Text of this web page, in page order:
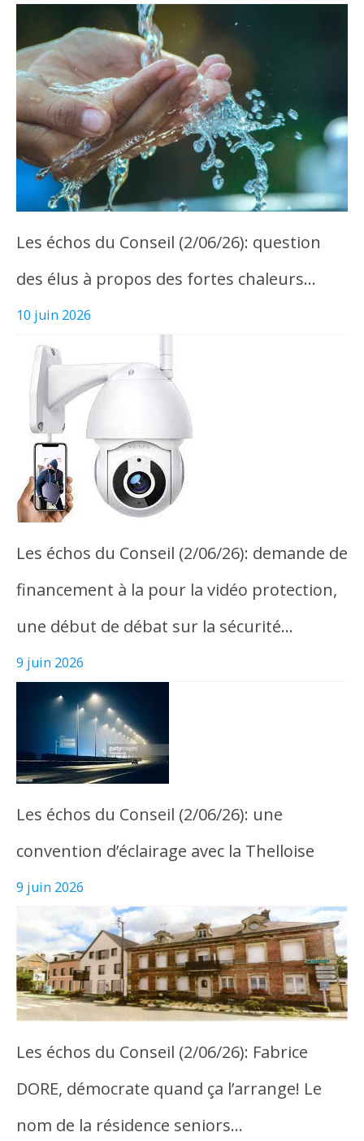
Les échos du Conseil (2/06/26): question
des élus à propos des fortes chaleurs…
10 juin 2026
Les échos du Conseil (2/06/26): demande de
financement à la pour la vidéo protection,
une début de débat sur la sécurité…
9 juin 2026
Les échos du Conseil (2/06/26): une
convention d’éclairage avec la Thelloise
9 juin 2026
Les échos du Conseil (2/06/26): Fabrice
DORE, démocrate quand ça l’arrange! Le
nom de la résidence seniors…